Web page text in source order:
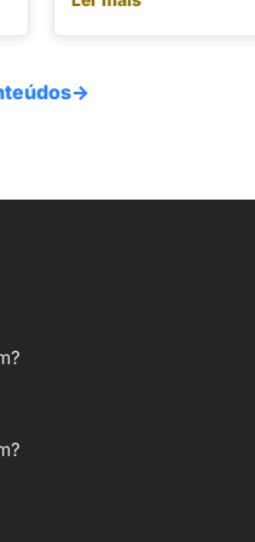
→